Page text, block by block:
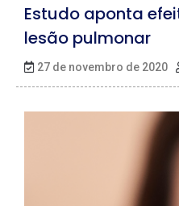
Estudo aponta
lesão pulmonar
27 de novembro de 2020